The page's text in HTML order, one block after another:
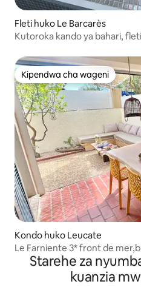
Fleti huko Le Barcarès
Kutoroka kando ya bahari,
Kipendwa cha wageni
Kipendwa cha wageni
Kondo huko Leucate
Le Farniente 3* front de
Starehe za
kuanzia